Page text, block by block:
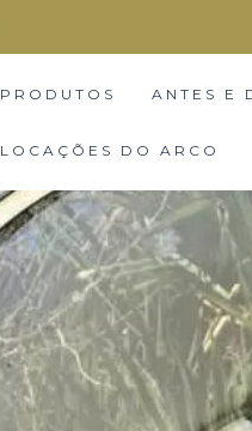
PRODUTOS ANTES E
LOCAÇÕES DO ARCO